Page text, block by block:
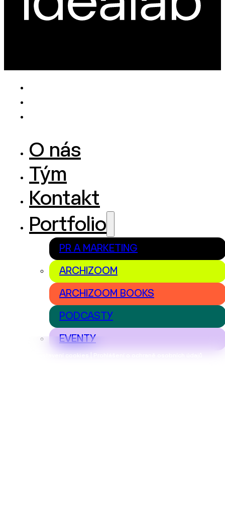
Nastavení cookies | Prohlášení o ochraně osobních údajů
O nás
Tým
Kontakt
Portfolio
PR A MARKETING
ARCHIZOOM
ARCHIZOOM BOOKS
PODCASTY
EVENTY